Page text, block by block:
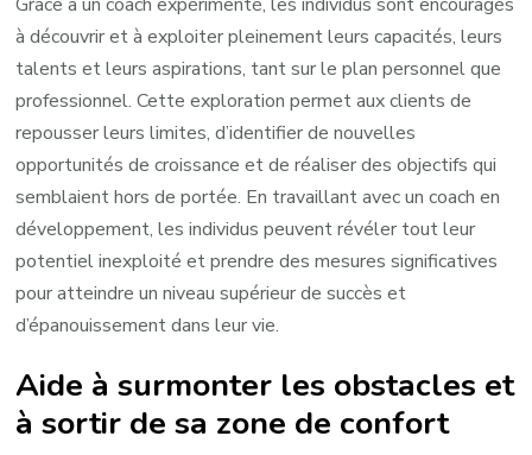
à découvrir et à exploiter pleinement leurs capacités, leurs
talents et leurs aspirations, tant sur le plan personnel que
professionnel. Cette exploration permet aux clients de
repousser leurs limites, d’identifier de nouvelles
opportunités de croissance et de réaliser des objectifs qui
semblaient hors de portée. En travaillant avec un coach en
développement, les individus peuvent révéler tout leur
potentiel inexploité et prendre des mesures significatives
pour atteindre un niveau supérieur de succès et
d’épanouissement dans leur vie.
Aide à surmonter les obstacles et
à sortir de sa zone de confort